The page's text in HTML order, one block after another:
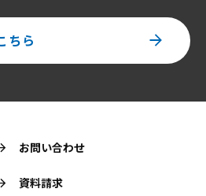
ちら
お問い合わせ
資料請求